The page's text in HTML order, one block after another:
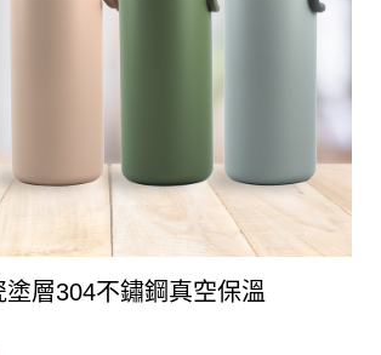
塗層304不鏽鋼真空保溫